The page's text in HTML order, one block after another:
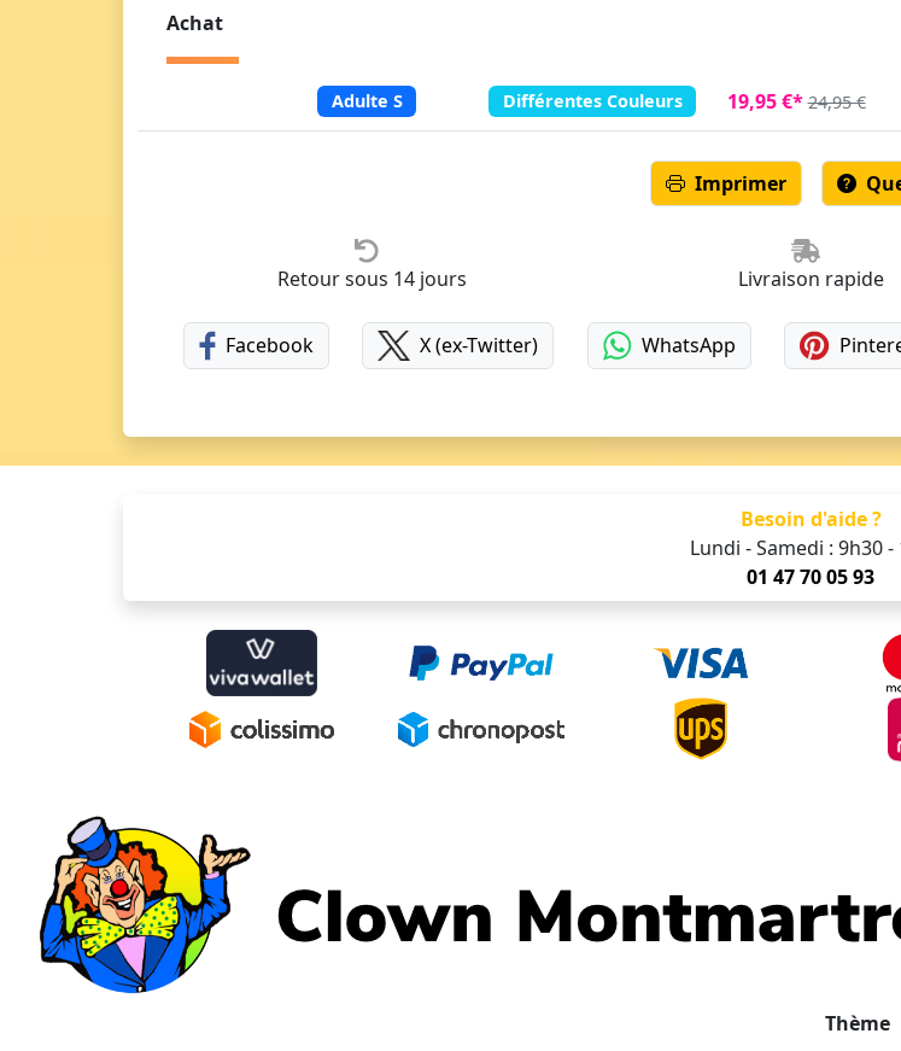
Achat
Adulte S Différentes Couleurs 19,95 €* 24,95 €
Imprimer
Retour sous 14 jours Livraison rapide
Facebook X (ex-Twitter) WhatsApp
Besoin d'aide ?
Lundi - Samedi : 9h30 -
01 47 70 05 93
Thème